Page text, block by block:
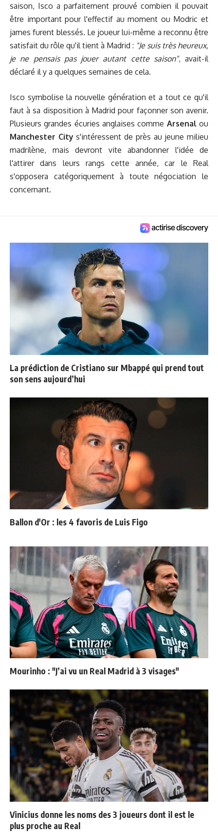
saison, Isco a parfaitement prouvé combien il pouvait
être important pour l'effectif au moment ou Modric et
james furent blessés. Le joueur lui-même a reconnu être
satisfait du rôle qu'il tient à Madrid : "Je suis très heureux,
je ne pensais pas jouer autant cette saison", avait-il
déclaré il y a quelques semaines de cela.
Isco symbolise la nouvelle génération et a tout ce qu'il
faut à sa disposition à Madrid pour façonner son avenir.
Plusieurs grandes écuries anglaises comme Arsenalou
Manchester Citys'intéressent de près au jeune milieu
madrilène, mais devront vite abandonner l'idée de
l'attirer dans leurs rangs cette année, car le Real
s'opposera catégoriquement à toute négociation le
concernant.
La prédiction de Cristiano sur Mbappé qui prend tout
son sens aujourd’hui
Ballon d'Or : les 4 favoris de Luis Figo
Mourinho : "J’ai vu un Real Madrid à 3 visages"
Vinicius donne les noms des 3 joueurs dont il est le
plus proche au Real